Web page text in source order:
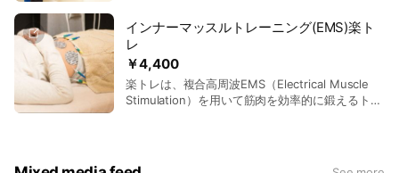
です。猫背を改善することで、肩こりや頭痛の軽
減、呼吸が楽になる効果があります。猫背による
不調を感じている人や、長時間パソコン作業をし
ている方に特に効果的です。姿勢を改善したい方
や、胃もたれ・便秘・ぽっこりお腹、肩や首の痛
みを感じる方にもおすすめです。
￥4,400
インナーマッスルトレーニング(EMS)楽ト
レ
楽トレは、複合高周波EMS（Electrical Muscle
Stimulation）を用いて筋肉を効率的に鍛えるトレ
は、腹部、腰、背中、肩、骨盤周り、脚、ヒップ